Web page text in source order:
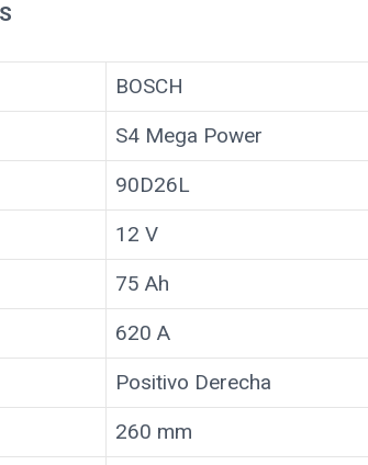
BOSCH
S4 Mega Power
90D26L
12 V
75 Ah
620 A
Positivo Derecha
260 mm